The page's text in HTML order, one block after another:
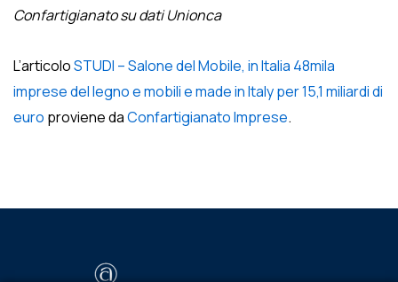
Confartigianato su dati Unionca
L’articoloSTUDI – Salone del Mobile, in Italia 48mila
imprese del legno e mobili e made in Italy per 15,1 miliardi di
euro proviene daConfartigianato Imprese.